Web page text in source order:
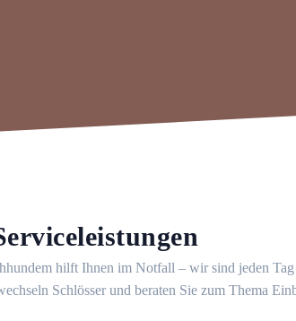
hilft Ihnen im Notfall – wir sind jeden Tag
Schlösser und beraten Sie zum Thema